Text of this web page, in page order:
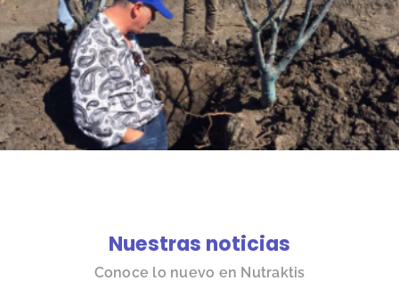
Nuestras noticias
Conoce lo nuevo en Nutraktis